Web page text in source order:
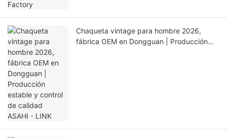
Chaqueta vintage para hombre 2026,
fábrica OEM en Dongguan | Producción